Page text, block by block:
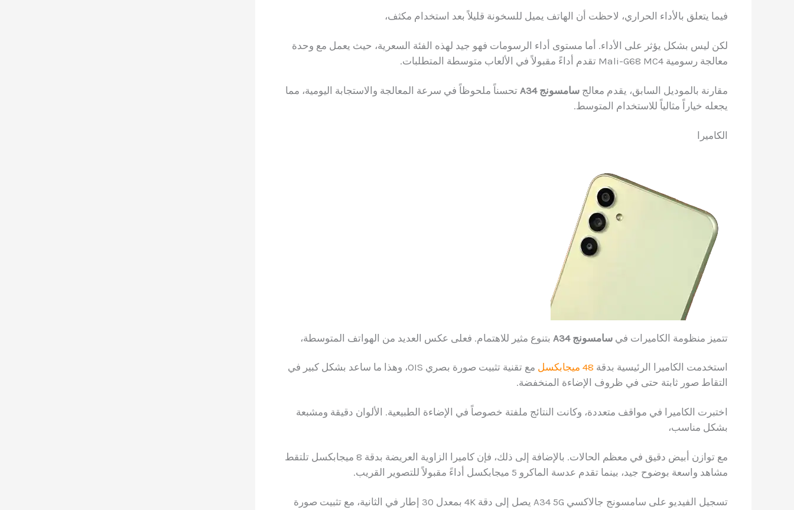
فيما يتعلق بالأداء الحراري، لاحظت أن الهاتف يميل للسخونة قليلاً بعد استخدام مكثف،
لكن ليس بشكل يؤثر على الأداء. أما مستوى أداء الرسومات فهو جيد لهذه الفئة السعرية، حيث يعمل مع وحدة
معالجة رسومية Mali-G68 MC4 تقدم أداءً مقبولاً في الألعاب متوسطة المتطلبات.
مقارنة بالموديل السابق، يقدم معالج سامسونج A34
تحسناً ملحوظاً في سرعة المعالجة والاستجابة اليومية، مما
يجعله خياراً مثالياً للاستخدام المتوسط.
الكاميرا
تتميز منظومة الكاميرات في سامسونج A34 بتنوع مثير للاهتمام. فعلى عكس العديد من الهواتف المتوسطة،
استخدمت الكاميرا الرئيسية بدقة 48 ميجابكسل
مع تقنية تثبيت صورة بصري OIS، وهذا ما ساعد بشكل كبير في
التقاط صور ثابتة حتى في ظروف الإضاءة المنخفضة.
اختبرت الكاميرا في مواقف متعددة، وكانت النتائج ملفتة خصوصاً في الإضاءة الطبيعية. الألوان دقيقة ومشبعة
بشكل مناسب،
مع توازن أبيض دقيق في معظم الحالات. بالإضافة إلى ذلك، فإن كاميرا الزاوية العريضة بدقة 8 ميجابكسل تلتقط
مشاهد واسعة بوضوح جيد، بينما تقدم عدسة الماكرو 5 ميجابكسل أداءً مقبولاً للتصوير القريب.
تسجيل الفيديو على سامسونج جالاكسي A34 5G يصل إلى دقة 4K بمعدل 30 إطار في الثانية، مع تثبيت صورة